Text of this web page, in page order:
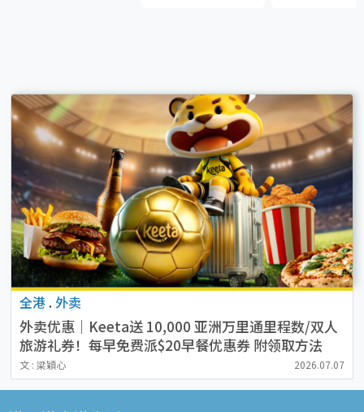
全港 . 外卖
外卖优惠｜Keeta送 10,000 亚洲万里通里程数/双人
旅游礼券！每早免费派$20早餐优惠券 附领取方法
文 : 梁穎心 2026.07.07